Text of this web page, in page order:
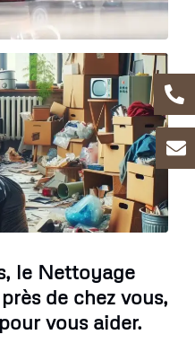
le Nettoyage
de chez vous,
vous aider.